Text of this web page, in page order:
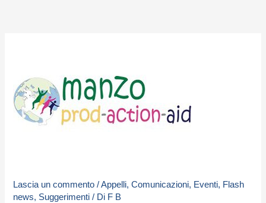
Lascia un commento /Appelli,Comunicazioni, Eventi, Flash
news, Suggerimenti / Di F B